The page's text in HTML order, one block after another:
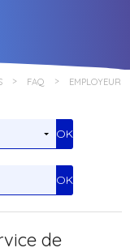
FAQ EMPLOYEUR
de